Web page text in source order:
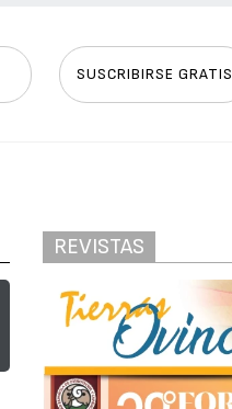
SUSCRIBIRSE GRATIS
REVISTAS